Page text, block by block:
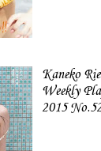
Kaneko
Weekly
2015